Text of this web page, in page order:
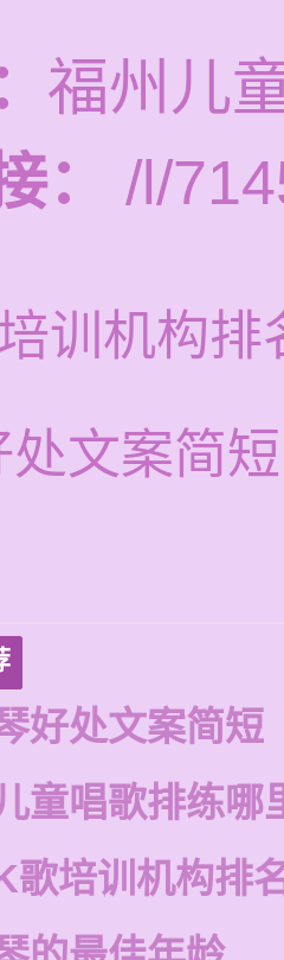
福州儿
：
/l/
训机构排
文案简短
好处文案简短
童唱歌排练哪
歌培训机构排